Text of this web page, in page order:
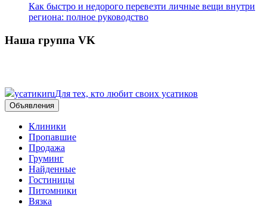
Как быстро и недорого перевезти личные вещи внутри
региона: полное руководство
Наша группа VK
усатикиruДля тех, кто любит своих усатиков
Объявления
Клиники
Пропавшие
Продажа
Груминг
Найденные
Гостиницы
Питомники
Вязка